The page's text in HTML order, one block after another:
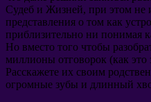
Судеб и Жизней, при этом не
представления о том как
приблизительно ни понимая
Но вместо того чтобы
миллионы отговорок (как это
Расскажете их своим
огромные зубы и длинный